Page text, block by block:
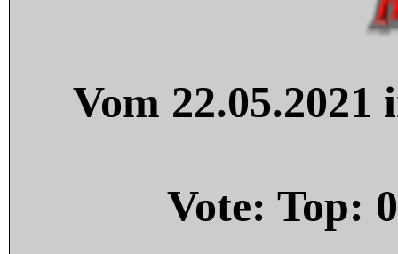
Vom
Vote: Top: 0